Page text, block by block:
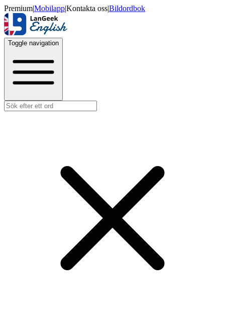
Premium|Mobilapp|Kontakta oss|Bildordbok
Toggle navigation